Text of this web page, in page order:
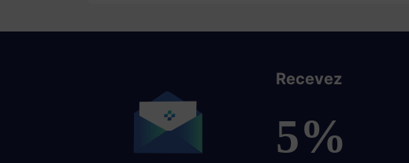
Recevez
5%